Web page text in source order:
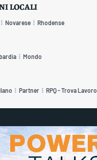
LOCALI
Novarese Rhodense
Mondo
Partner RPQ - Trova Lavoro